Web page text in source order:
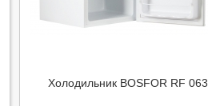
Холодильник BOSFOR RF 063